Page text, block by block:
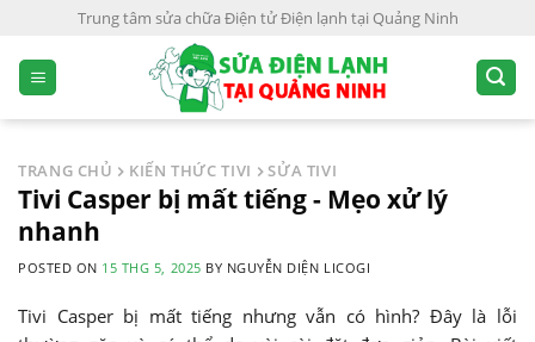
Trung tâm sửa chữa Điện tử Điện lạnh tại Quảng Ninh
TRANG CHỦ KIẾN THỨC TIVI SỬA TIVI
Tivi Casper bị mất tiếng - Mẹo xử lý
nhanh
POSTED ON 15 THG 5, 2025 BY NGUYỄN DIỆN LICOGI
Tivi Casper bị mất tiếng nhưng vẫn có hình? Đây là lỗi